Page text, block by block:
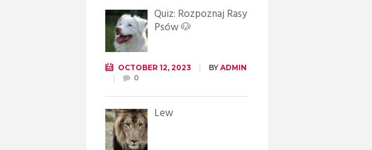
Quiz: Rozpoznaj Rasy
Psów 🐶
OCTOBER 12, 2023 BY ADMIN
0
Lew